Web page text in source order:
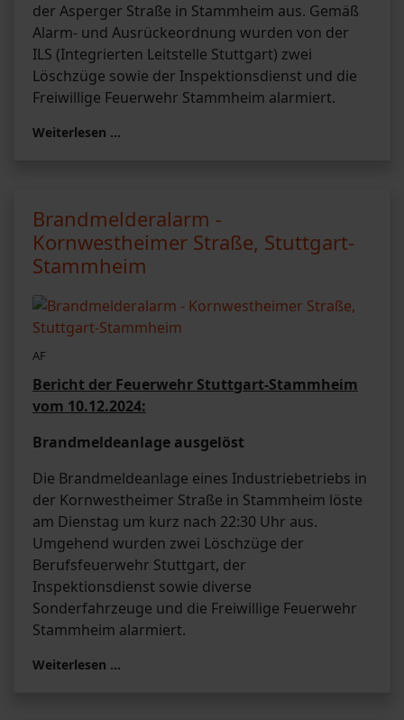
der Asperger Straße in Stammheim aus. Gemäß
Alarm- und Ausrückeordnung wurden von der
ILS (Integrierten Leitstelle Stuttgart) zwei
Löschzüge sowie der Inspektionsdienst und die
Freiwillige Feuerwehr Stammheim alarmiert.
Weiterlesen …
Brandmelderalarm -
Kornwestheimer Straße, Stuttgart-
Stammheim
AF
Bericht der Feuerwehr Stuttgart-Stammheim
vom 10.12.2024:
Brandmeldeanlage ausgelöst
Die Brandmeldeanlage eines Industriebetriebs in
der Kornwestheimer Straße in Stammheim löste
am Dienstag um kurz nach 22:30 Uhr aus.
Umgehend wurden zwei Löschzüge der
Berufsfeuerwehr Stuttgart, der
Inspektionsdienst sowie diverse
Sonderfahrzeuge und die Freiwillige Feuerwehr
Stammheim alarmiert.
Weiterlesen …